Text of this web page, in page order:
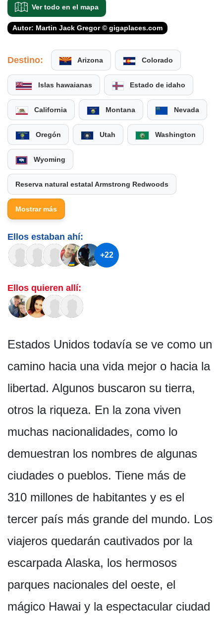
Ver todo en el mapa
Autor: Martin Jack Gregor © gigaplaces.com
Destino: Arizona Colorado
Islas hawaianas Estado de idaho
California Montana Nevada
Oregón Utah Washington
Wyoming
Reserva natural estatal Armstrong Redwoods
Mostrar más
Ellos estaban ahí:
+22
Ellos quieren allí:
Estados Unidos todavía se ve como un
camino hacia una vida mejor o hacia la
libertad. Algunos buscaron su tierra,
otros la riqueza. En la zona viven
muchas nacionalidades, como lo
demuestran los nombres de algunas
ciudades o pueblos. Tiene más de
310 millones de habitantes y es el
tercer país más grande del mundo. Los
viajeros quedarán cautivados por la
escarpada Alaska, los hermosos
parques nacionales del oeste, el
mágico Hawai y la espectacular ciudad